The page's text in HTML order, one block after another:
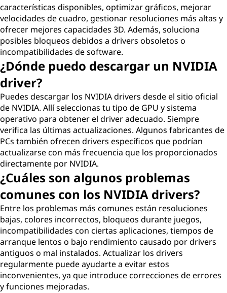
características disponibles, optimizar gráficos, mejorar
velocidades de cuadro, gestionar resoluciones más altas y
ofrecer mejores capacidades 3D. Además, soluciona
posibles bloqueos debidos a drivers obsoletos o
incompatibilidades de software.
¿Dónde puedo descargar un NVIDIA
driver?
Puedes descargar los NVIDIA drivers desde el sitio oficial
de NVIDIA. Allí seleccionas tu tipo de GPU y sistema
operativo para obtener el driver adecuado. Siempre
verifica las últimas actualizaciones. Algunos fabricantes de
PCs también ofrecen drivers específicos que podrían
actualizarse con más frecuencia que los proporcionados
directamente por NVIDIA.
¿Cuáles son algunos problemas
comunes con los NVIDIA drivers?
Entre los problemas más comunes están resoluciones
bajas, colores incorrectos, bloqueos durante juegos,
incompatibilidades con ciertas aplicaciones, tiempos de
arranque lentos o bajo rendimiento causado por drivers
antiguos o mal instalados. Actualizar los drivers
regularmente puede ayudarte a evitar estos
inconvenientes, ya que introduce correcciones de errores
y funciones mejoradas.